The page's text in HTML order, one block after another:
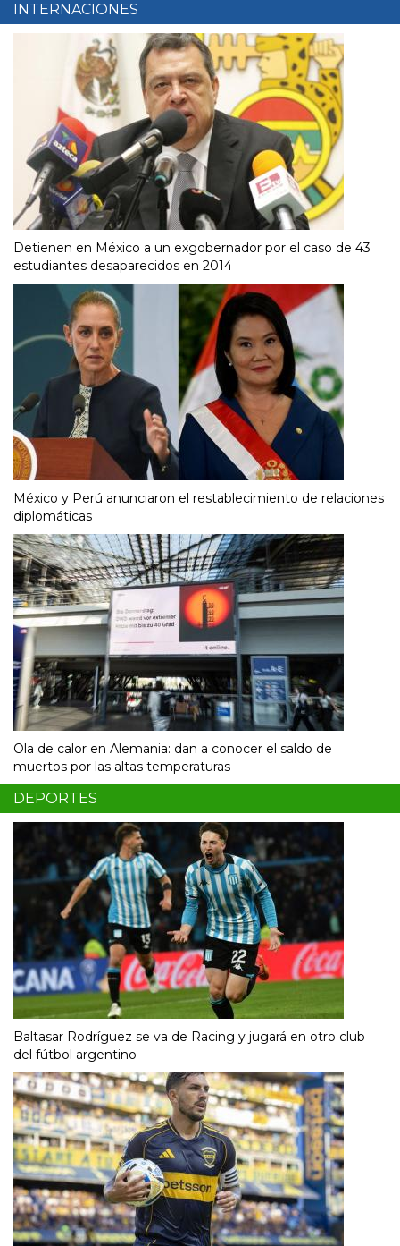
INTERNACIONES
Detienen en México a un exgobernador por el caso de 43
estudiantes desaparecidos en 2014
México y Perú anunciaron el restablecimiento de relaciones
diplomáticas
Ola de calor en Alemania: dan a conocer el saldo de
muertos por las altas temperaturas
DEPORTES
Baltasar Rodríguez se va de Racing y jugará en otro club
del fútbol argentino